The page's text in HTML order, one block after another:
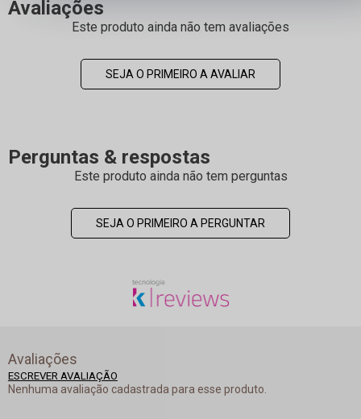
Avaliações
Este produto ainda não tem avaliações
SEJA O PRIMEIRO A AVALIAR
Perguntas & respostas
Este produto ainda não tem perguntas
SEJA O PRIMEIRO A PERGUNTAR
Avaliações
ESCREVER AVALIAÇÃO
Nenhuma avaliação cadastrada para esse produto.